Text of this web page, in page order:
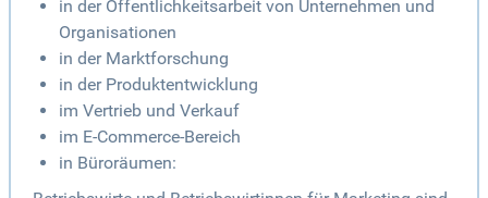
in der Öffentlichkeitsarbeit von Unternehmen und
Organisationen
in der Marktforschung
in der Produktentwicklung
im Vertrieb und Verkauf
im E-Commerce-Bereich
in Büroräumen: